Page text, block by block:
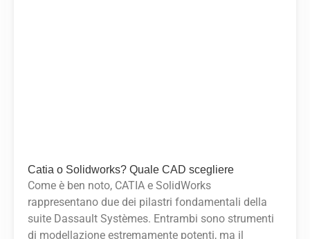
Catia o Solidworks? Quale CAD scegliere
Come è ben noto, CATIA e SolidWorks
rappresentano due dei pilastri fondamentali della
suite Dassault Systèmes. Entrambi sono strumenti
di modellazione estremamente potenti, ma il